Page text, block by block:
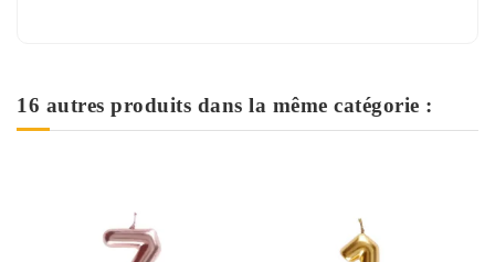
16 autres produits dans la même catégorie :